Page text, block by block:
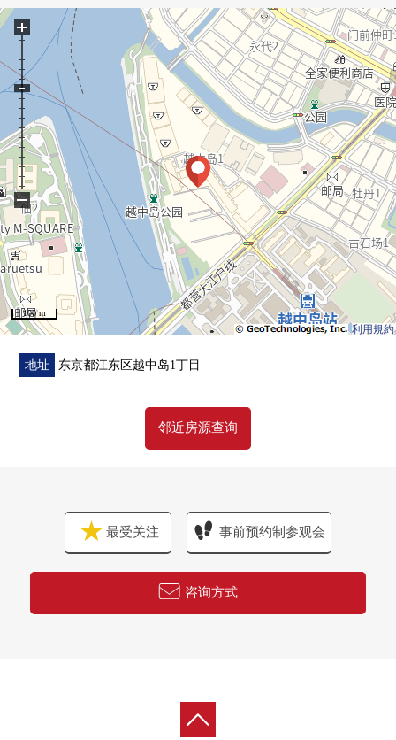
0 开放式厨房、餐具冲洗烘干机有
0 浴室干燥、再加热功能的
■2026年4月装修翻新完毕
[水周围]厨房交换，浴室交换，厕所更换，盥洗台交换
[装修]全室地板换新，地板张替，墙张替，门张替
[那个其他翻新内容]
鞋柜交换，洗衣栓器具交换，防水洗衣机底座，开关面板
设置，嵌顶灯设置，照明器具设置，内部对讲机交换，门
口人感觉感应器设置
利用規約
100 m
+
−
地址 东京都江东区越中岛1丁目
邻近房源查询
最受关注 事前预约制参观会
咨询方式